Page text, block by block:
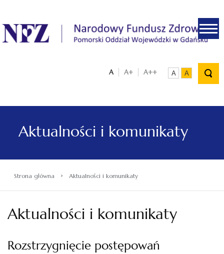
.
A A+ A++ A A
Aktualności i komunikaty
Strona główna › Aktualności i komunikaty
Aktualności i komunikaty
Rozstrzygnięcie postępowań